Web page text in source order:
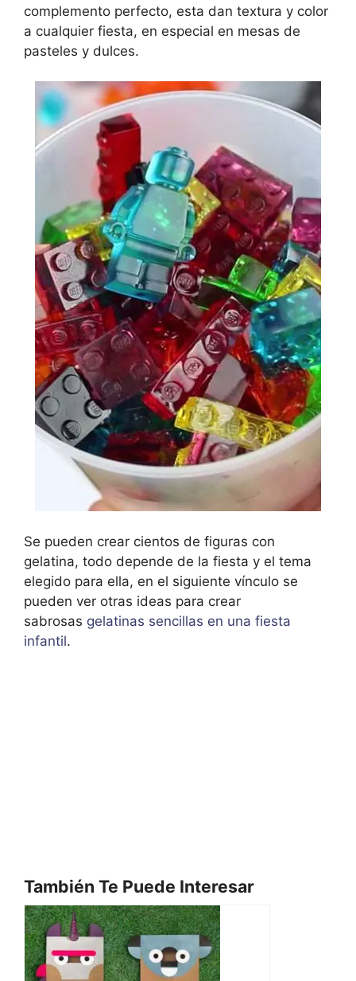
complemento perfecto, esta dan textura y color
a cualquier fiesta, en especial en mesas de
pasteles y dulces.
Se pueden crear cientos de figuras con
gelatina, todo depende de la fiesta y el tema
elegido para ella, en el siguiente vínculo se
pueden ver otras ideas para crear
sabrosas gelatinas sencillas en una fiesta
infantil.
También Te Puede Interesar